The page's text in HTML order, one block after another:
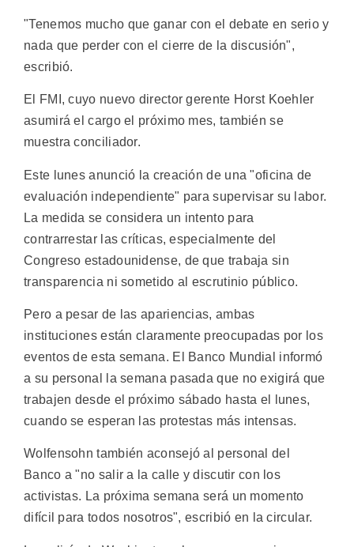
"Tenemos mucho que ganar con el debate en serio y
nada que perder con el cierre de la discusión",
escribió.
El FMI, cuyo nuevo director gerente Horst Koehler
asumirá el cargo el próximo mes, también se
muestra conciliador.
Este lunes anunció la creación de una "oficina de
evaluación independiente" para supervisar su labor.
La medida se considera un intento para
contrarrestar las críticas, especialmente del
Congreso estadounidense, de que trabaja sin
transparencia ni sometido al escrutinio público.
Pero a pesar de las apariencias, ambas
instituciones están claramente preocupadas por los
eventos de esta semana. El Banco Mundial informó
a su personal la semana pasada que no exigirá que
trabajen desde el próximo sábado hasta el lunes,
cuando se esperan las protestas más intensas.
Wolfensohn también aconsejó al personal del
Banco a "no salir a la calle y discutir con los
activistas. La próxima semana será un momento
difícil para todos nosotros", escribió en la circular.